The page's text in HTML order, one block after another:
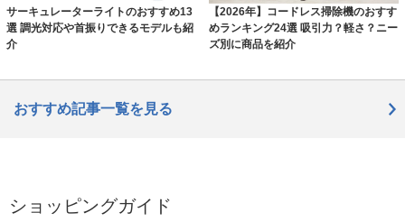
サーキュレーターライトのおすすめ13
選 調光対応や首振りできるモデルも紹
介
【2026年】コードレス掃除機のおすす
めランキング24選 吸引力？軽さ？ニー
ズ別に商品を紹介
おすすめ記事一覧を見る
ショッピングガイド